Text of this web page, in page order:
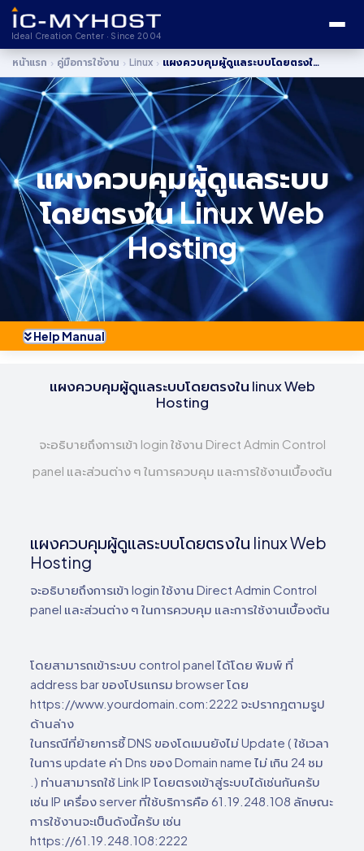
Ideal Creation Center · Since 2004
หน้าแรก › คู่มือการใช้งาน › Linux › แผงควบคุมผู้ดูแลระบบโดยตรงใน linux Web Hosting
แผงควบคุมผู้ดูแลระบบ
โดยตรงใน Linux Web
Hosting
Help Manual
แผงควบคุมผู้ดูแลระบบโดยตรงใน linux Web
Hosting
จะอธิบายถึงการเข้า login ใช้งาน Direct Admin Control
panel และส่วนต่าง ๆ ในการควบคุม และการใช้งานเบื้องต้น
แผงควบคุมผู้ดูแลระบบโดยตรงใน linux Web
Hosting
จะอธิบายถึงการเข้า login ใช้งาน Direct Admin Control
panel และส่วนต่าง ๆ ในการควบคุม และการใช้งานเบื้องต้น
โดยสามารถเข้าระบบ control panel ได้โดย พิมพ์ ที่
address bar ของโปรแกรม browser โดย
https://www.yourdomain.com:2222 จะปรากฎตามรูป
ด้านล่าง
ในกรณีที่ย้ายการชี้ DNS ของโดเมนยังไม่ Update ( ใช้เวลา
ในการ update ค่า Dns ของ Domain name ไม่ เกิน 24 ชม
.) ท่านสามารถใช้ Link IP โดยตรงเข้าสู่ระบบได้เช่นกันครับ
เช่น IP เครื่อง server ที่ใช้บริการคือ 61.19.248.108 ลักษณะ
การใช้งานจะเป็นดังนี้ครับ เช่น
https://61.19.248.108:2222